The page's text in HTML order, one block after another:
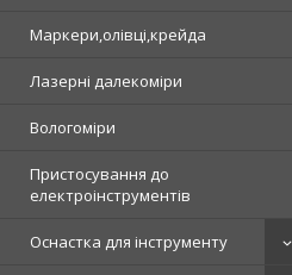
Маркери,олівці,крейда
Лазерні далекоміри
Вологоміри
Пристосування до
електроінструментів
Оснастка для інструменту